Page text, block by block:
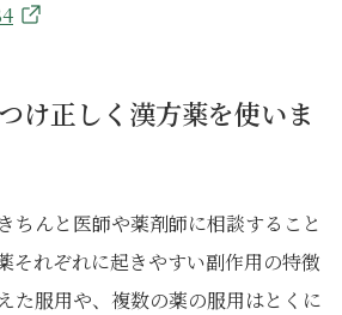
け正しく漢方薬を使いま
ちんと医師や薬剤師に相談すること
それぞれに起きやすい副作用の特徴
た服用や、複数の薬の服用はとくに